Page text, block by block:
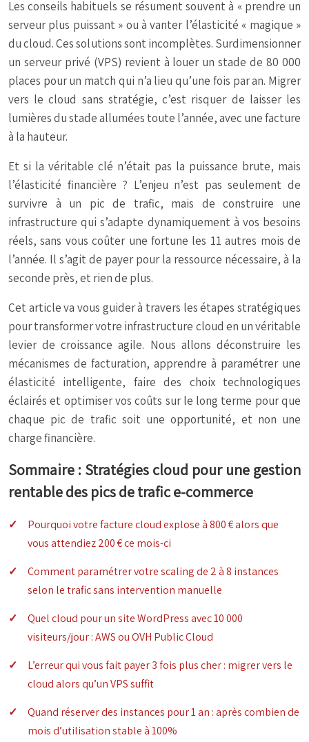
Les conseils habituels se résument souvent à « prendre un
serveur plus puissant » ou à vanter l’élasticité « magique »
du cloud. Ces solutions sont incomplètes. Surdimensionner
un serveur privé (VPS) revient à louer un stade de 80 000
places pour un match qui n’a lieu qu’une fois par an. Migrer
vers le cloud sans stratégie, c’est risquer de laisser les
lumières du stade allumées toute l’année, avec une facture
à la hauteur.
Et si la véritable clé n’était pas la puissance brute, mais
l’élasticité financière ? L’enjeu n’est pas seulement de
survivre à un pic de trafic, mais de construire une
infrastructure qui s’adapte dynamiquement à vos besoins
réels, sans vous coûter une fortune les 11 autres mois de
l’année. Il s’agit de payer pour la ressource nécessaire, à la
seconde près, et rien de plus.
Cet article va vous guider à travers les étapes stratégiques
pour transformer votre infrastructure cloud en un véritable
levier de croissance agile. Nous allons déconstruire les
mécanismes de facturation, apprendre à paramétrer une
élasticité intelligente, faire des choix technologiques
éclairés et optimiser vos coûts sur le long terme pour que
chaque pic de trafic soit une opportunité, et non une
charge financière.
Sommaire : Stratégies cloud pour une gestion
rentable des pics de trafic e-commerce
Pourquoi votre facture cloud explose à 800 € alors que
vous attendiez 200 € ce mois-ci
Comment paramétrer votre scaling de 2 à 8 instances
selon le trafic sans intervention manuelle
Quel cloud pour un site WordPress avec 10 000
visiteurs/jour : AWS ou OVH Public Cloud
L’erreur qui vous fait payer 3 fois plus cher : migrer vers le
cloud alors qu’un VPS suffit
Quand réserver des instances pour 1 an : après combien de
mois d’utilisation stable à 100%